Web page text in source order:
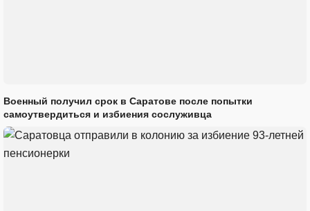
Военный получил срок в Саратове после попытки
самоутвердиться и избиения сослуживца